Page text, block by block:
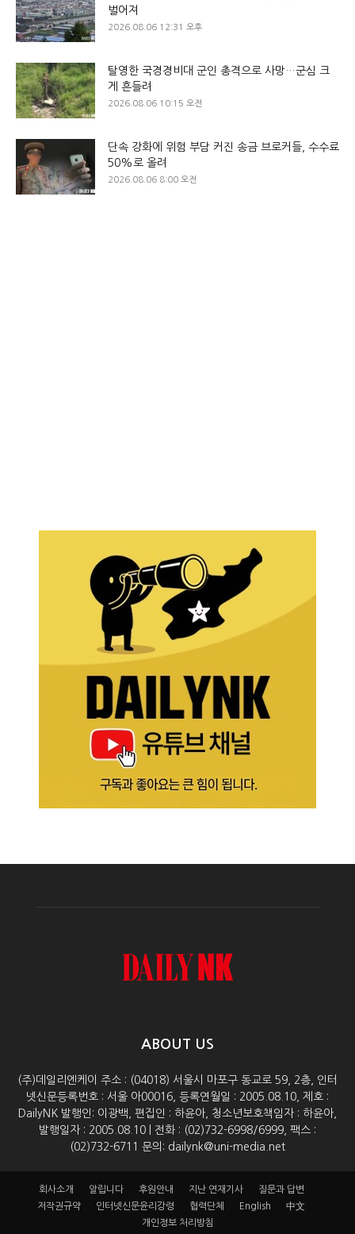
벌어져
2026.08.06 12:31 오후
탈영한 국경경비대 군인 총격으로 사망…군심 크
게 흔들려
2026.08.06 10:15 오전
단속 강화에 위험 부담 커진 송금 브로커들, 수수료
50%로 올려
2026.08.06 8:00 오전
ABOUT US
(주)데일리엔케이 주소 : (04018) 서울시 마포구 동교로 59, 2층, 인터
넷신문등록번호 : 서울 아00016, 등록연월일 : 2005.08.10, 제호 :
DailyNK 발행인: 이광백, 편집인 : 하윤아, 청소년보호책임자 : 하윤아,
발행일자 : 2005.08.10 | 전화 : (02)732-6998/6999, 팩스 :
(02)732-6711 문의: dailynk@uni-media.net
회사소개 알립니다 후원안내 지난 연재기사
질문과 답변
저작권규약
인터넷신문윤리강령 협력단체 English
中文
개인정보 처리방침